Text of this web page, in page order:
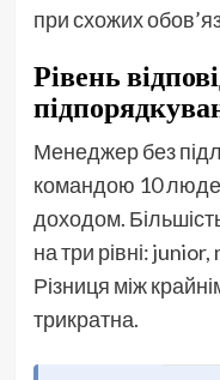
при схожих
Рівень
Менеджер без
командою 10 людей
доходом.
на три рівні:
Різниця між
трикратна.